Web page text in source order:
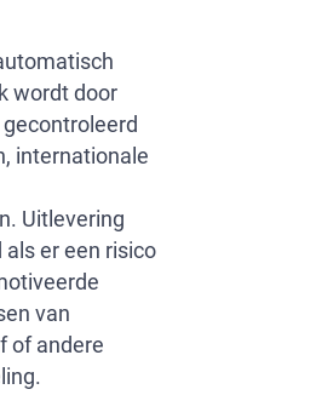
wordt door
internationale
Uitlevering
er een risico
van
of andere